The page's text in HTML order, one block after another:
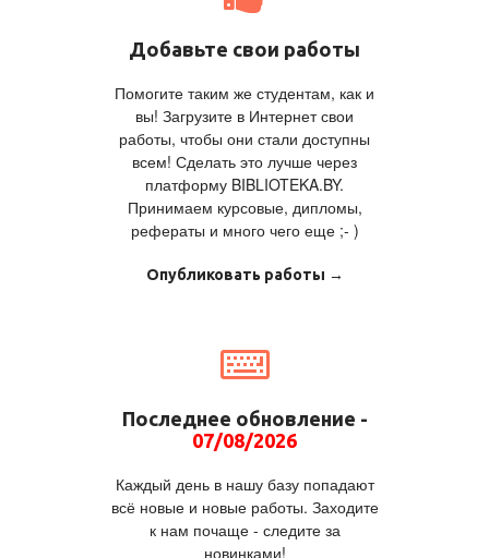
Добавьте свои работы
Помогите таким же студентам, как и
вы! Загрузите в Интернет свои
работы, чтобы они стали доступны
всем! Сделать это лучше через
платформу BIBLIOTEKA.BY.
Принимаем курсовые, дипломы,
рефераты и много чего еще ;- )
Опубликовать работы →
Последнее обновление -
07/08/2026
Каждый день в нашу базу попадают
всё новые и новые работы. Заходите
к нам почаще - следите за
новинками!